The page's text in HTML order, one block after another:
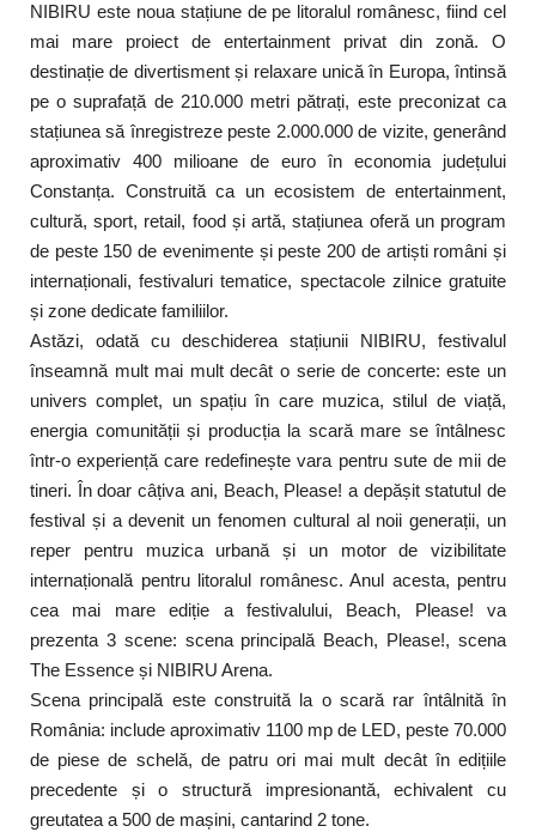
NIBIRU este noua stațiune de pe litoralul românesc, fiind cel
mai mare proiect de entertainment privat din zonă. O
destinație de divertisment și relaxare unică în Europa, întinsă
pe o suprafață de 210.000 metri pătrați, este preconizat ca
stațiunea să înregistreze peste 2.000.000 de vizite, generând
aproximativ 400 milioane de euro în economia județului
Constanța. Construită ca un ecosistem de entertainment,
cultură, sport, retail, food și artă, stațiunea oferă un program
de peste 150 de evenimente și peste 200 de artiști români și
internaționali, festivaluri tematice, spectacole zilnice gratuite
și zone dedicate familiilor.
Astăzi, odată cu deschiderea stațiunii NIBIRU, festivalul
înseamnă mult mai mult decât o serie de concerte: este un
univers complet, un spațiu în care muzica, stilul de viață,
energia comunității și producția la scară mare se întâlnesc
într-o experiență care redefinește vara pentru sute de mii de
tineri. În doar câțiva ani, Beach, Please! a depășit statutul de
festival și a devenit un fenomen cultural al noii generații, un
reper pentru muzica urbană și un motor de vizibilitate
internațională pentru litoralul românesc. Anul acesta, pentru
cea mai mare ediție a festivalului, Beach, Please! va
prezenta 3 scene: scena principală Beach, Please!, scena
The Essence și NIBIRU Arena.
Scena principală este construită la o scară rar întâlnită în
România: include aproximativ 1100 mp de LED, peste 70.000
de piese de schelă, de patru ori mai mult decât în edițiile
precedente și o structură impresionantă, echivalent cu
greutatea a 500 de mașini, cantarind 2 tone.